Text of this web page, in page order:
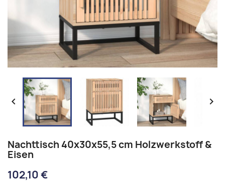
 
Nachttisch 40x30x55,5 cm Holzwerkstoff &
Eisen
102,10 €